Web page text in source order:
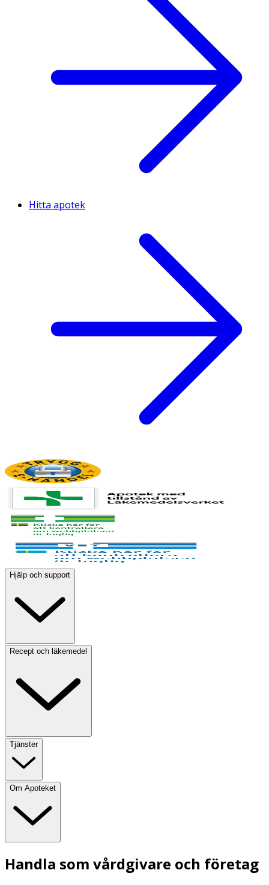
Hitta apotek
Hjälp och support
Recept och läkemedel
Tjänster
Om Apoteket
Handla som vårdgivare och företag